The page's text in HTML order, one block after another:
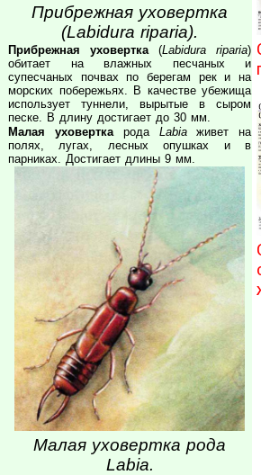
Прибрежная уховертка
(Labidura riparia).
Прибрежная уховертка(Labidura riparia)
обитает на влажных песчаных и
супесчаных почвах по берегам рек и на
морских побережьях. В качестве убежища
использует туннели, вырытые в сыром
песке. В длину достигает до 30 мм.
Малая уховерткарода Labiaживет на
полях, лугах, лесных опушках и в
парниках. Достигает длины 9 мм.
Малая уховертка рода
Labia.